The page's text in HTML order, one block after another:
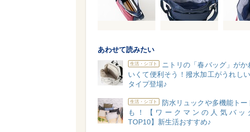
あわせて読みたい
生活・シゴト
ニトリの「春バッグ」がか
いくて便利そう！撥水加工がうれし
タイプ登場♪
生活・シゴト
防水リュックや多機能トー
も！【ワークマンの人気バッ
TOP10】新生活おすすめ♪